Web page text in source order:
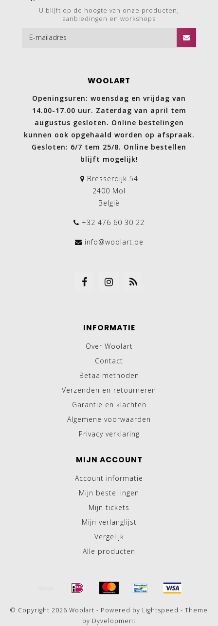
U blijft op de hoogte van onze producten,
aanbiedingen en workshops
WOOLART
Openingsuren: woensdag en vrijdag van
14.00-17.00 uur. Zaterdag van april tem
augustus gesloten. Online bestelingen
kunnen ook opgehaald worden op afspraak.
Gesloten: 6/7 tem 25/8. Online bestellen
blijft mogelijk!
Bresserdijk 54
2400 Mol
België
+32 476 60 30 22
info@woolart.be
INFORMATIE
Over Woolart
Contact
Betaalmethoden
Verzenden en retourneren
Garantie en klachten
Algemene voorwaarden
Privacy verklaring
MIJN ACCOUNT
Account informatie
Mijn bestellingen
Mijn tickets
Mijn verlanglijst
Vergelijk
Alle producten
© Copyright 2026 Woolart - Powered by Lightspeed - Theme
by Dyvelopment